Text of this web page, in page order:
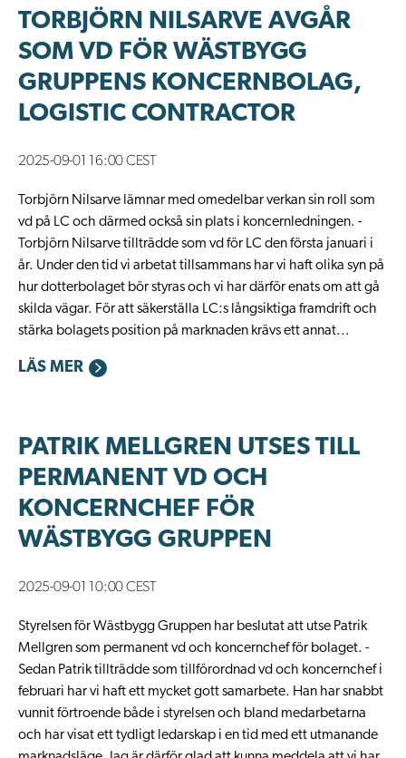
TORBJÖRN NILSARVE AVGÅR
SOM VD FÖR WÄSTBYGG
GRUPPENS KONCERNBOLAG,
LOGISTIC CONTRACTOR
2025-09-01 16:00 CEST
Torbjörn Nilsarve lämnar med omedelbar verkan sin roll som
vd på LC och därmed också sin plats i koncernledningen. -
Torbjörn Nilsarve tillträdde som vd för LC den första januari i
år. Under den tid vi arbetat tillsammans har vi haft olika syn på
hur dotterbolaget bör styras och vi har därför enats om att gå
skilda vägar. För att säkerställa LC:s långsiktiga framdrift och
stärka bolagets position på marknaden krävs ett annat...
LÄS MER
PATRIK MELLGREN UTSES TILL
PERMANENT VD OCH
KONCERNCHEF FÖR
WÄSTBYGG GRUPPEN
2025-09-01 10:00 CEST
Styrelsen för Wästbygg Gruppen har beslutat att utse Patrik
Mellgren som permanent vd och koncernchef för bolaget. -
Sedan Patrik tillträdde som tillförordnad vd och koncernchef i
februari har vi haft ett mycket gott samarbete. Han har snabbt
vunnit förtroende både i styrelsen och bland medarbetarna
och har visat ett tydligt ledarskap i en tid med ett utmanande